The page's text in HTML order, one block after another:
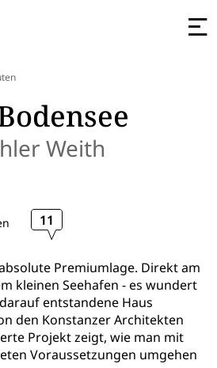
Weith
11
Premiumlage. Direkt am
kleinen Seehafen - es wundert
entstandene Haus
den Konstanzer Architekten
Projekt zeigt, wie man mit
Voraussetzungen umgehen